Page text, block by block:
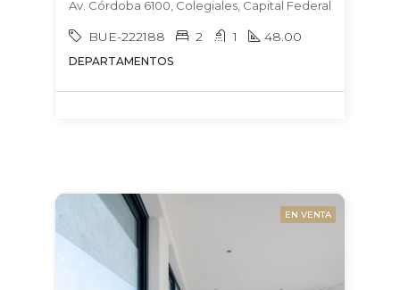
Av. Córdoba 6100, Colegiales, Capital Federal
BUE-222188 2 1 48.00
DEPARTAMENTOS
EN VENTA